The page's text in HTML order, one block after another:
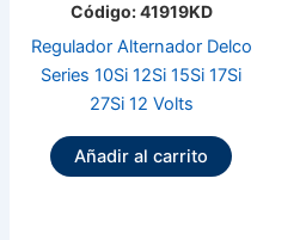
Código: 41919KD
Regulador Alternador Delco
Series 10Si 12Si 15Si 17Si
27Si 12 Volts
Añadir al carrito